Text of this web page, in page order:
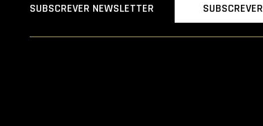
SUBSCREVER NEWSLETTER SUBSCREVER